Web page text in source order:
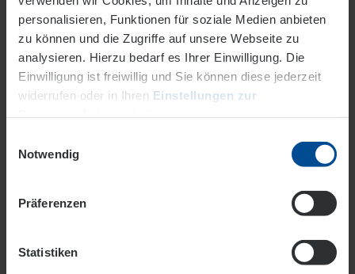
personalisieren, Funktionen für soziale Medien anbieten
zu können und die Zugriffe auf unsere Webseite zu
analysieren. Hierzu bedarf es Ihrer Einwilligung. Die
Einwilligung ist freiwillig und Sie können diese jederzeit
widerrufen oder in Ihren Einstellungen zur
Datenschutz
Notwendig
Präferenzen
Statistiken
Die Strategie: Zum richtigen